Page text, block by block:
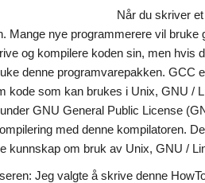
Når du skriver
Mange nye programmerere vil
og kompilere koden sin, men hvis
denne programvarepakken. GCC
kode som kan brukes i Unix, GNU /
GNU General Public License
med denne kompilatoren.
kunnskap om bruk av Unix, GNU /
Jeg valgte å skrive denne